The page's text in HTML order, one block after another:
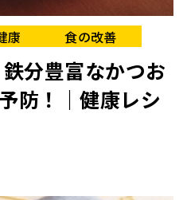
康 食の改善
分豊富なかつお
防！｜健康レシ